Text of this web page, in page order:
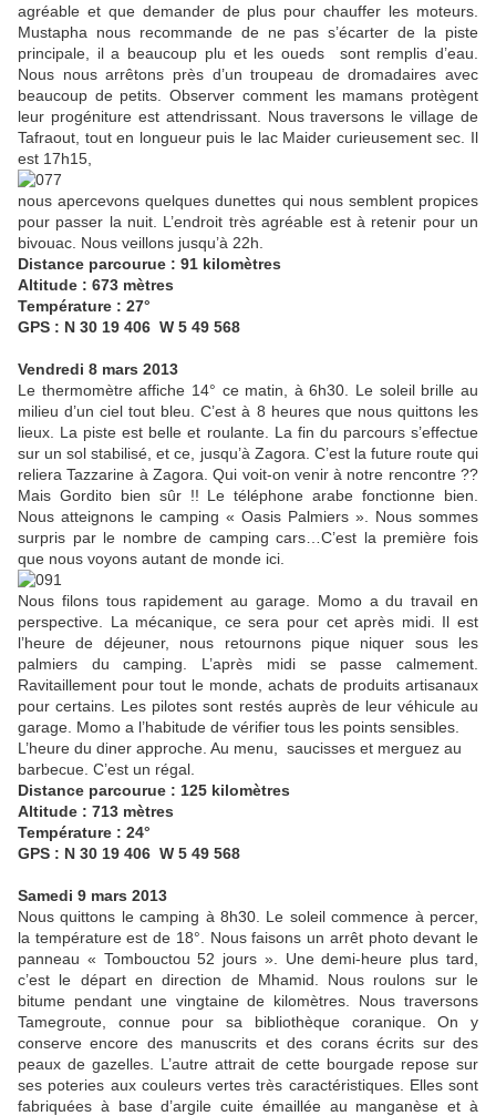
agréable et que demander de plus pour chauffer les moteurs.
Mustapha nous recommande de ne pas s’écarter de la piste
principale, il a beaucoup plu et les oueds sont remplis d’eau.
Nous nous arrêtons près d’un troupeau de dromadaires avec
beaucoup de petits. Observer comment les mamans protègent
leur progéniture est attendrissant. Nous traversons le village de
Tafraout, tout en longueur puis le lac Maider curieusement sec. Il
est 17h15,
nous apercevons quelques dunettes qui nous semblent propices
pour passer la nuit. L’endroit très agréable est à retenir pour un
bivouac. Nous veillons jusqu’à 22h.
Distance parcourue : 91 kilomètres
Altitude : 673 mètres
Température : 27°
GPS : N 30 19 406 W 5 49 568
Vendredi 8 mars 2013
Le thermomètre affiche 14° ce matin, à 6h30. Le soleil brille au
milieu d’un ciel tout bleu. C’est à 8 heures que nous quittons les
lieux. La piste est belle et roulante. La fin du parcours s’effectue
sur un sol stabilisé, et ce, jusqu’à Zagora. C’est la future route qui
reliera Tazzarine à Zagora. Qui voit-on venir à notre rencontre ??
Mais Gordito bien sûr !! Le téléphone arabe fonctionne bien.
Nous atteignons le camping « Oasis Palmiers ». Nous sommes
surpris par le nombre de camping cars…C’est la première fois
que nous voyons autant de monde ici.
Nous filons tous rapidement au garage. Momo a du travail en
perspective. La mécanique, ce sera pour cet après midi. Il est
l’heure de déjeuner, nous retournons pique niquer sous les
palmiers du camping. L’après midi se passe calmement.
Ravitaillement pour tout le monde, achats de produits artisanaux
pour certains. Les pilotes sont restés auprès de leur véhicule au
garage. Momo a l’habitude de vérifier tous les points sensibles.
L’heure du diner approche. Au menu, saucisses et merguez au
barbecue. C’est un régal.
Distance parcourue : 125 kilomètres
Altitude : 713 mètres
Température : 24°
GPS : N 30 19 406 W 5 49 568
Samedi 9 mars 2013
Nous quittons le camping à 8h30. Le soleil commence à percer,
la température est de 18°. Nous faisons un arrêt photo devant le
panneau « Tombouctou 52 jours ». Une demi-heure plus tard,
c’est le départ en direction de Mhamid. Nous roulons sur le
bitume pendant une vingtaine de kilomètres. Nous traversons
Tamegroute, connue pour sa bibliothèque coranique. On y
conserve encore des manuscrits et des corans écrits sur des
peaux de gazelles. L’autre attrait de cette bourgade repose sur
ses poteries aux couleurs vertes très caractéristiques. Elles sont
fabriquées à base d’argile cuite émaillée au manganèse et à